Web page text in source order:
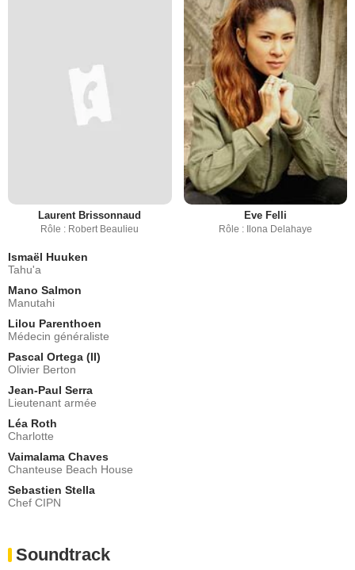
Laurent Brissonnaud
Rôle : Robert Beaulieu
Eve Felli
Rôle : Ilona Delahaye
Ismaël Huuken
Tahu'a
Mano Salmon
Manutahi
Lilou Parenthoen
Médecin généraliste
Pascal Ortega (II)
Olivier Berton
Jean-Paul Serra
Lieutenant armée
Léa Roth
Charlotte
Vaimalama Chaves
Chanteuse Beach House
Sebastien Stella
Chef CIPN
Soundtrack